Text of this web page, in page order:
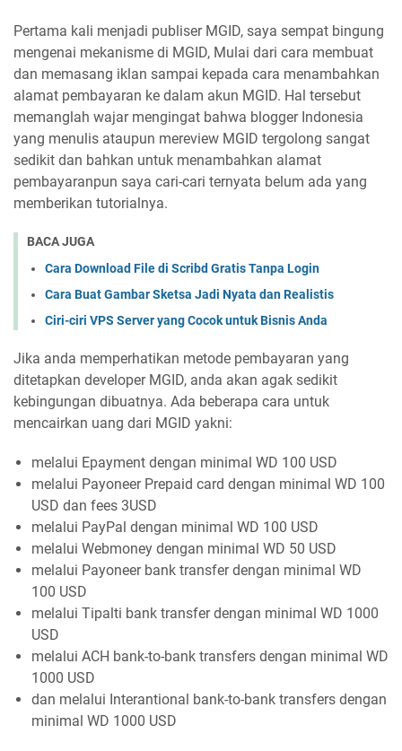
Pertama kali menjadi publiser MGID, saya sempat bingung
mengenai mekanisme di MGID, Mulai dari cara membuat
dan memasang iklan sampai kepada cara menambahkan
alamat pembayaran ke dalam akun MGID. Hal tersebut
memanglah wajar mengingat bahwa blogger Indonesia
yang menulis ataupun mereview MGID tergolong sangat
sedikit dan bahkan untuk menambahkan alamat
pembayaranpun saya cari-cari ternyata belum ada yang
memberikan tutorialnya.
BACA JUGA
Cara Download File di Scribd Gratis Tanpa Login
Cara Buat Gambar Sketsa Jadi Nyata dan Realistis
Ciri-ciri VPS Server yang Cocok untuk Bisnis Anda
Jika anda memperhatikan metode pembayaran yang
ditetapkan developer MGID, anda akan agak sedikit
kebingungan dibuatnya. Ada beberapa cara untuk
mencairkan uang dari MGID yakni:
melalui Epayment dengan minimal WD 100 USD
melalui Payoneer Prepaid card dengan minimal WD 100
USD dan fees 3USD
melalui PayPal dengan minimal WD 100 USD
melalui Webmoney dengan minimal WD 50 USD
melalui Payoneer bank transfer dengan minimal WD
100 USD
melalui Tipalti bank transfer dengan minimal WD 1000
USD
melalui ACH bank-to-bank transfers dengan minimal WD
1000 USD
dan melalui Interantional bank-to-bank transfers dengan
minimal WD 1000 USD